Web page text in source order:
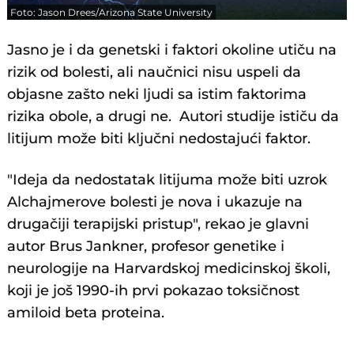
Foto: Jason Drees/Arizona State University
Jasno je i da genetski i faktori okoline utiču na
rizik od bolesti, ali naučnici nisu uspeli da
objasne zašto neki ljudi sa istim faktorima
rizika obole, a drugi ne. Autori studije ističu da
litijum može biti ključni nedostajući faktor.
"Ideja da nedostatak litijuma može biti uzrok
Alchajmerove bolesti je nova i ukazuje na
drugačiji terapijski pristup", rekao je glavni
autor Brus Jankner, profesor genetike i
neurologije na Harvardskoj medicinskoj školi,
koji je još 1990-ih prvi pokazao toksičnost
amiloid beta proteina.